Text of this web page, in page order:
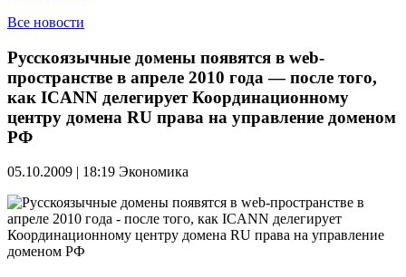
Все новости
Русскоязычные домены появятся в web-
пространстве в апреле 2010 года — после того,
как ICANN делегирует Координационному
центру домена RU права на управление доменом
РФ
05.10.2009 | 18:19 Экономика